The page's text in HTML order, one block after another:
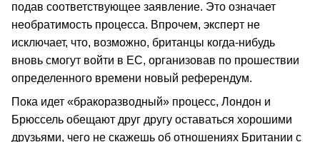
подав соответствующее заявление. Это означает
необратимость процесса. Впрочем, эксперт не
исключает, что, возможно, британцы когда-нибудь
вновь смогут войти в ЕС, организовав по прошествии
определенного времени новый референдум.
Пока идет «бракоразводный» процесс, Лондон и
Брюссель обещают друг другу оставаться хорошими
друзьями, чего не скажешь об отношениях Британии с